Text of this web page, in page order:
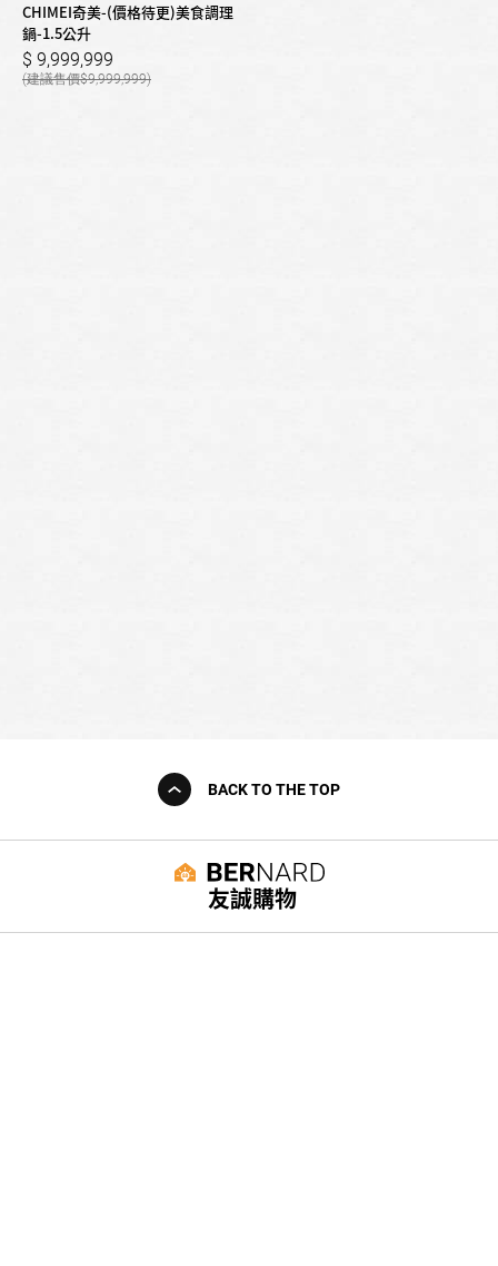
CHIMEI奇美-(價格待更)美食調理
鍋-1.5公升
9,999,999
9,999,999
BACK TO THE TOP
友誠購物